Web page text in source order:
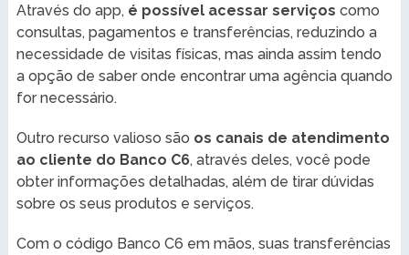
Através do app, é possível acessar serviços como
consultas, pagamentos e transferências, reduzindo a
necessidade de visitas físicas, mas ainda assim tendo
a opção de saber onde encontrar uma agência quando
for necessário.
Outro recurso valioso são os canais de atendimento
ao cliente do Banco C6, através deles, você pode
obter informações detalhadas, além de tirar dúvidas
sobre os seus produtos e serviços.
Com o código Banco C6 em mãos, suas transferências